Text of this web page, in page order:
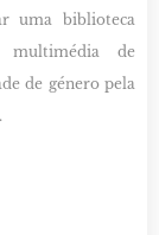
uma biblioteca
de
de género pela